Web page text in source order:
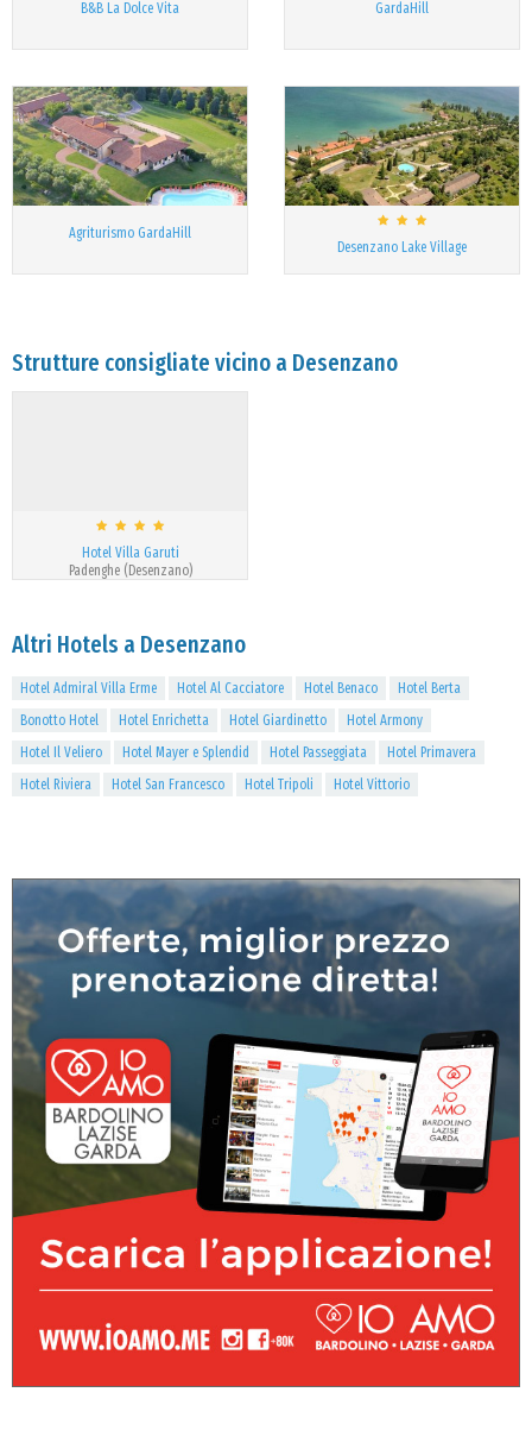
B&B La Dolce Vita GardaHill
Agriturismo GardaHill
Desenzano Lake Village
Strutture consigliate vicino a Desenzano
Hotel Villa Garuti
Padenghe (Desenzano)
Altri Hotels a Desenzano
Hotel Admiral Villa Erme Hotel Al Cacciatore Hotel Benaco
Hotel Berta
Bonotto Hotel
Hotel Enrichetta Hotel Giardinetto
Hotel Armony
Hotel Il Veliero
Hotel Mayer e Splendid Hotel Passeggiata
Hotel Primavera
Hotel Riviera
Hotel San Francesco Hotel Tripoli Hotel Vittorio